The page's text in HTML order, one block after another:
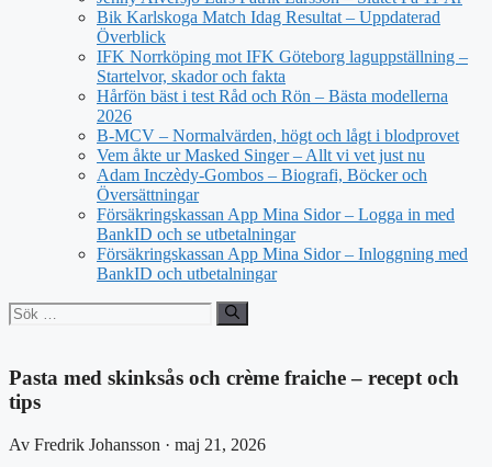
Bik Karlskoga Match Idag Resultat – Uppdaterad
Överblick
IFK Norrköping mot IFK Göteborg laguppställning –
Startelvor, skador och fakta
Hårfön bäst i test Råd och Rön – Bästa modellerna
2026
B-MCV – Normalvärden, högt och lågt i blodprovet
Vem åkte ur Masked Singer – Allt vi vet just nu
Adam Inczèdy-Gombos – Biografi, Böcker och
Översättningar
Försäkringskassan App Mina Sidor – Logga in med
BankID och se utbetalningar
Försäkringskassan App Mina Sidor – Inloggning med
BankID och utbetalningar
Sök
efter:
Pasta med skinksås och crème fraiche – recept och
tips
Av Fredrik Johansson · maj 21, 2026